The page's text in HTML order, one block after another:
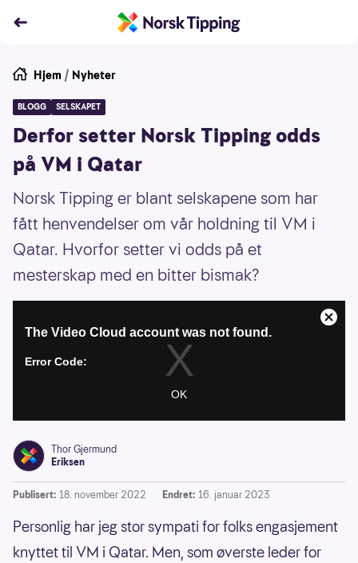
Hjem / Nyheter
BLOGG SELSKAPET
Derfor setter Norsk Tipping odds
på VM i Qatar
Norsk Tipping er blant selskapene som har
fått henvendelser om vår holdning til VM i
Qatar. Hvorfor setter vi odds på et
mesterskap med en bitter bismak?
Thor Gjermund
Eriksen
Publisert: 18. november 2022 Endret: 16. januar 2023
Personlig har jeg stor sympati for folks engasjement
knyttet til VM i Qatar. Men, som øverste leder for